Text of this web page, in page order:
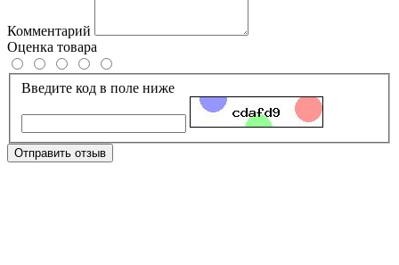
Комментарий
Оценка товара
Введите код в поле ниже
Отправить отзыв